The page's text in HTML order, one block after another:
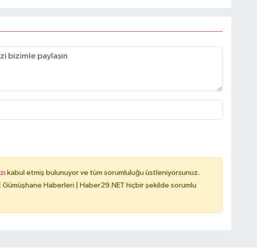
kabul etmiş bulunuyor ve tüm sorumluluğu üstleniyorsunuz.
Gümüşhane Haberleri | Haber29.NET hiçbir şekilde sorumlu